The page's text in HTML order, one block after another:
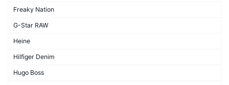
Freaky Nation
G-Star RAW
Heine
Hilfiger Denim
Hugo Boss